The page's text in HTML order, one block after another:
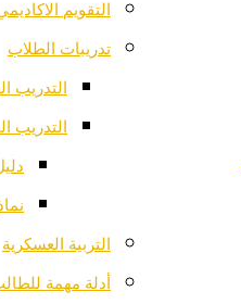
التقويم
تدريبات الطلاب
التدريب
التدريب
التربية العسكرية
أدلة مهمة